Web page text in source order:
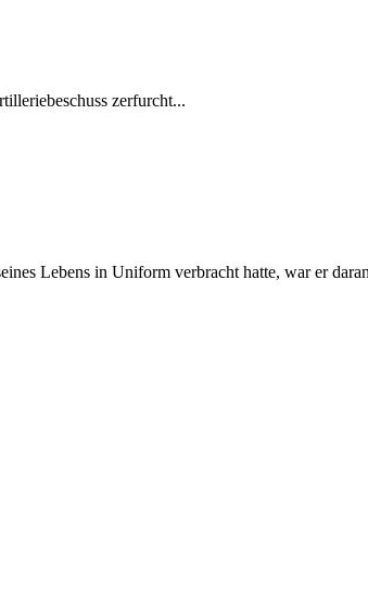
zerfurcht...
Lebens in Uniform verbracht hatte, war er